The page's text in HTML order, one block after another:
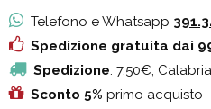
Telefono e Whatsapp
Spedizione gratuita dai
Spedizione: 7,50€,
Sconto 5% primo acquisto